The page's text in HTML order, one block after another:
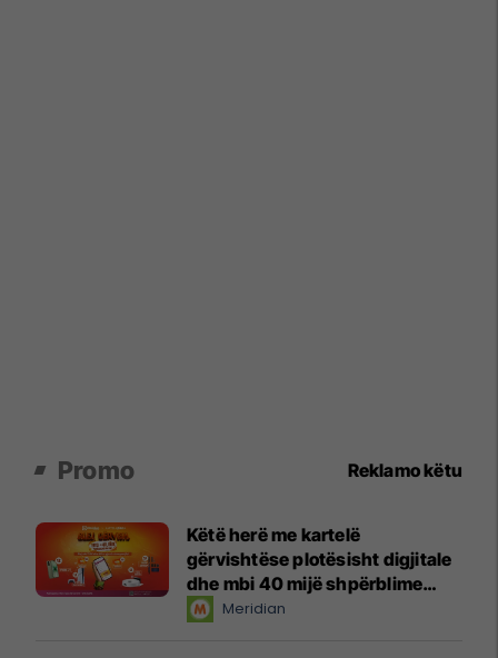
Promo Reklamo këtu
Këtë herë me kartelë
gërvishtëse plotësisht digjitale
dhe mbi 40 mijë shpërblime
instant!Meridian